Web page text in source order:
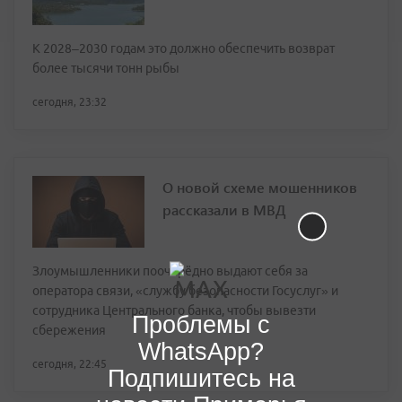
К 2028–2030 годам это должно обеспечить возврат
более тысячи тонн рыбы
сегодня, 23:32
О новой схеме мошенников
рассказали в МВД
Злоумышленники поочерёдно выдают себя за
оператора связи, «службу безопасности Госуслуг» и
сотрудника Центрального банка, чтобы вывезти
сбережения
сегодня, 22:45
Проблемы с
WhatsApp?
Подпишитесь на